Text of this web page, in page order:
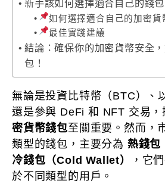
新手該如何選擇適合自己的錢包
如何選擇適合自己的加密貨
最佳實踐建議
結論：確保你的加密貨幣安全
包！
無論是投資比特幣（BTC）、
還是參與 DeFi 和 NFT 交易，
密貨幣錢包至關重要。然而，
類型的錢包，主要分為 熱錢包
冷錢包（Cold Wallet）
，它
於不同類型的用戶。